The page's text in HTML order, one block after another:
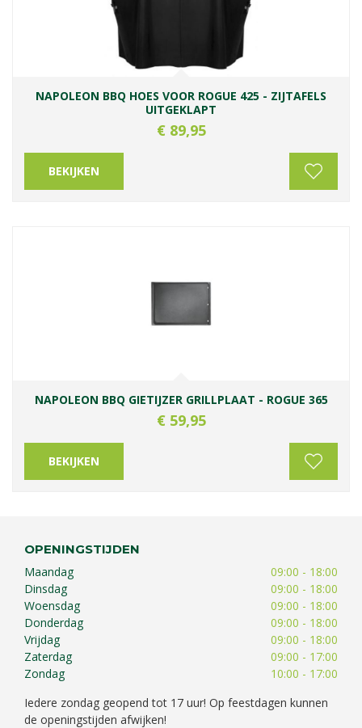
NAPOLEON BBQ HOES VOOR ROGUE 425 - ZIJTAFELS
UITGEKLAPT
€ 89,95
BEKIJKEN
NAPOLEON BBQ GIETIJZER GRILLPLAAT - ROGUE 365
€ 59,95
BEKIJKEN
OPENINGSTIJDEN
Maandag
09:00 - 18:00
Dinsdag
09:00 - 18:00
Woensdag
09:00 - 18:00
Donderdag
09:00 - 18:00
Vrijdag
09:00 - 18:00
Zaterdag
09:00 - 17:00
Zondag
10:00 - 17:00
Iedere zondag geopend tot 17 uur! Op feestdagen kunnen
de openingstijden afwijken!